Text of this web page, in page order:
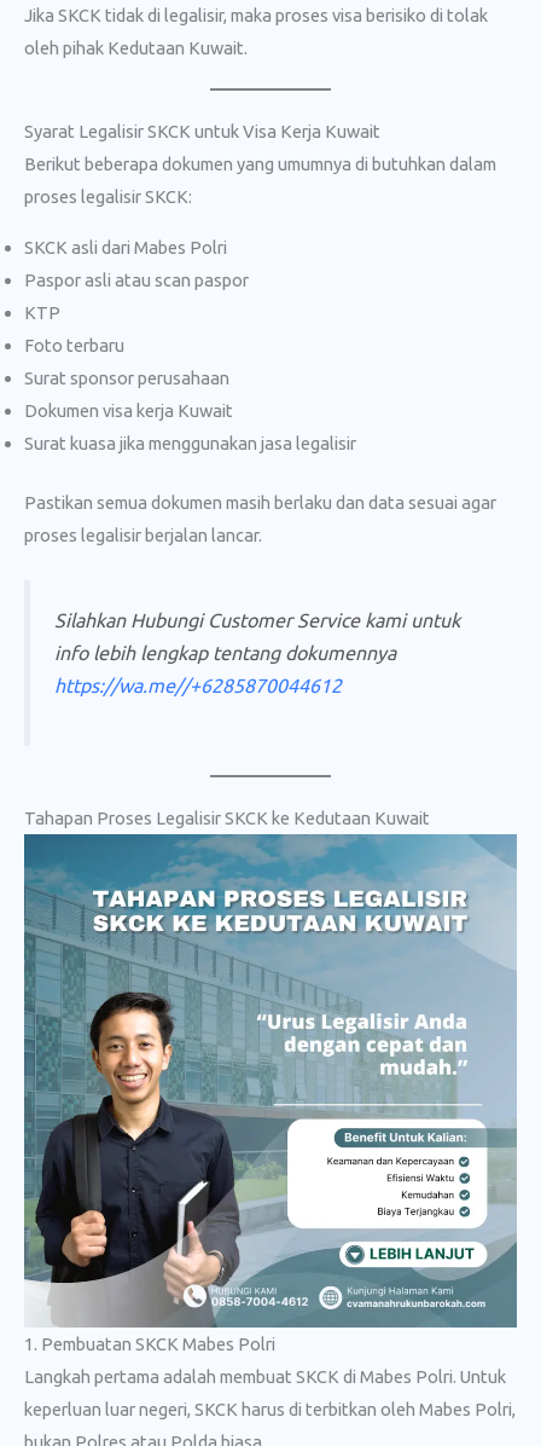
Jika SKCK tidak di legalisir, maka proses visa berisiko di tolak
oleh pihak Kedutaan Kuwait.
Syarat Legalisir SKCK untuk Visa Kerja Kuwait
Berikut beberapa dokumen yang umumnya di butuhkan dalam
proses legalisir SKCK:
SKCK asli dari Mabes Polri
Paspor asli atau scan paspor
KTP
Foto terbaru
Surat sponsor perusahaan
Dokumen visa kerja Kuwait
Surat kuasa jika menggunakan jasa legalisir
Pastikan semua dokumen masih berlaku dan data sesuai agar
proses legalisir berjalan lancar.
Silahkan Hubungi Customer Service kami untuk
info lebih lengkap tentang dokumennya
https://wa.me//+6285870044612
Tahapan Proses Legalisir SKCK ke Kedutaan Kuwait
1. Pembuatan SKCK Mabes Polri
Langkah pertama adalah membuat SKCK di Mabes Polri. Untuk
keperluan luar negeri, SKCK harus di terbitkan oleh Mabes Polri,
bukan Polres atau Polda biasa.